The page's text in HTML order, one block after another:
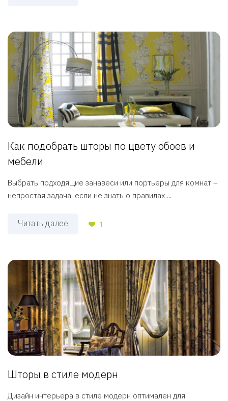
Как подобрать шторы по цвету обоев и
мебели
Выбрать подходящие занавеси или портьеры для комнат –
непростая задача, если не знать о правилах ...
Читать далее 1
Шторы в стиле модерн
Дизайн интерьера в стиле модерн оптимален для